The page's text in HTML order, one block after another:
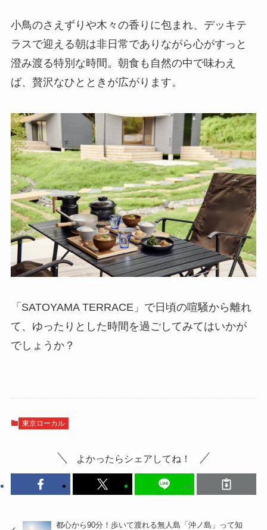
小鳥のさえずりや木々の香りに包まれ、デッキテ
ラスで迎える朝は非日常でありながら心がすっと
澄み渡る特別な時間。朝食も自然の中で味わえ
ば、贅沢なひとときが広がります。
「SATOYAMA TERRACE」で日頃の喧騒から離れ
て、ゆったりとした時間を過ごしてみてはいかが
でしょうか？
東京ローカル
よかったらシェアしてね！
都心から90分！歩いて渡れる無人島「沖ノ島」って知